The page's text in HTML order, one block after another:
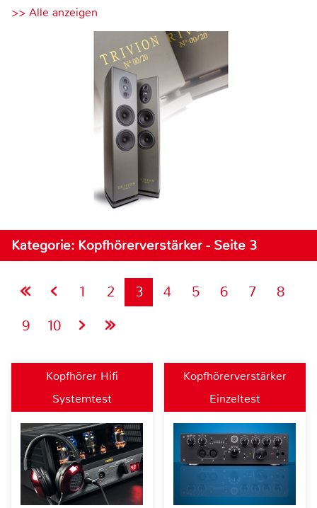
>> Alle anzeigen
Kategorie: Kopfhörerverstärker - Seite 3
1 2 3 4 5 6 7
8
9
10
Kopfhörer Hifi
Systemtest
Kopfhörerverstärker
Einzeltest